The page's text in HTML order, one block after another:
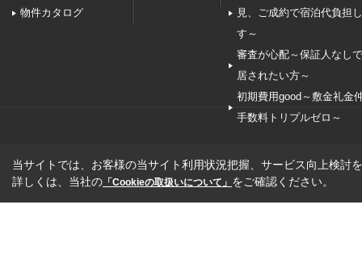
物件カタログ
見、ご成約で宿泊代負担
す～
審査が心配～保証人なし
居されたい方～
初期費用good～敷金礼金
手数料トリプルゼロ～
当サイトでは、お客様の当サイト利用状況把握、サービス向上検討
詳しくは、当社の 「Cookieの取扱いについて」 をご確認ください。